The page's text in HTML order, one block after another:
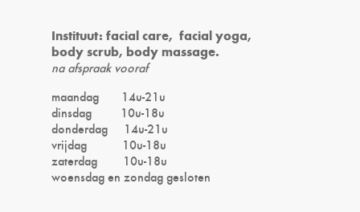
Instituut: facial care, facial yoga,
body scrub, body massage.
na afspraak vooraf
maandag 14u-21u
dinsdag 10u-18u
donderdag 14u-21u
vrijdag 10u-18u
zaterdag 10u-18u
woensdag en zondag gesloten